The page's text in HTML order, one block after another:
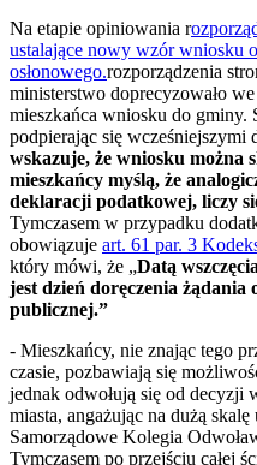
Na etapie opiniowania r
ustalające nowy wzór wniosku
osłonowego.rozporządzenia
ministerstwo doprecyzowało
mieszkańca wniosku do gminy.
podpierając się wcześniejszymi
wskazuje, że wniosku można
mieszkańcy myślą, że
deklaracji podatkowej, liczy
Tymczasem w przypadku
obowiązuje art. 61 par. 3
który mówi, że „Datą
jest dzień doręczenia
publicznej.”
- Mieszkańcy, nie znając tego
czasie, pozbawiają się
jednak odwołują się od decyzji
miasta, angażując na dużą
Samorządowe Kolegia
Tymczasem po przejściu całej